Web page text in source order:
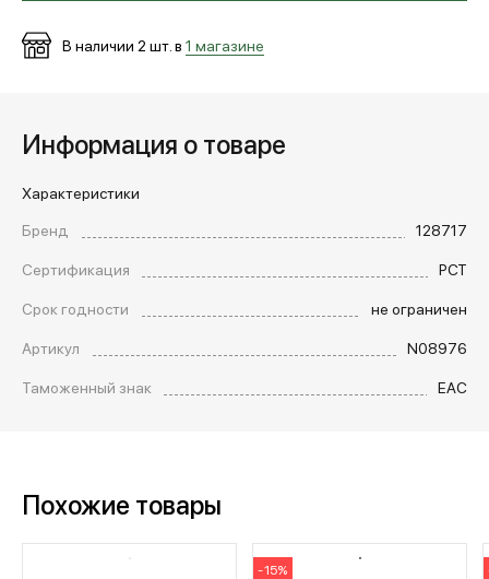
В наличии 2 шт. в 1 магазине
Информация о товаре
Характеристики
Бренд
128717
Сертификация
РСТ
Срок годности
не ограничен
Артикул
N08976
Таможенный знак
EAC
Похожие товары
-15%